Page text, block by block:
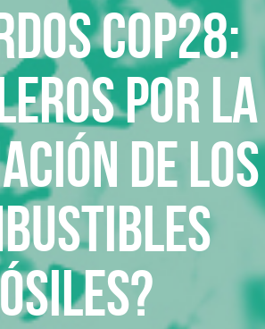
COP28:
por la
de los